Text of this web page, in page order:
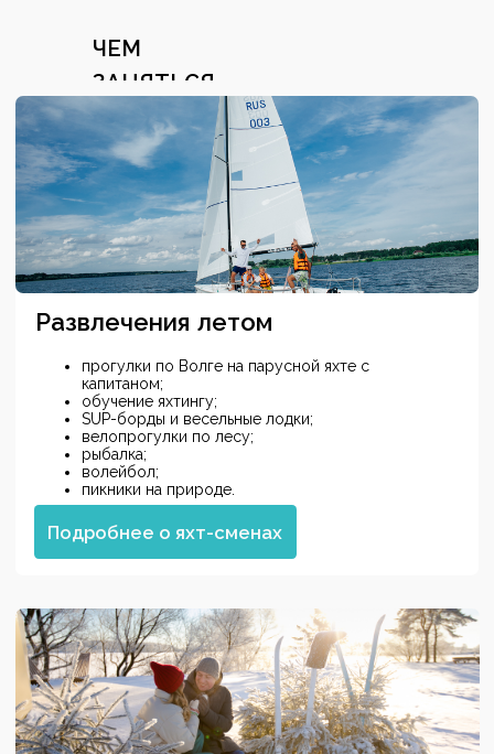
ЧЕМ
ЗАНЯТЬСЯ
массаж
звуковая терапия
выкатывания солью
мыльно-веничное омовение
укачивание на качелях
В сауне с купелью можно самостоятельно
попариться, она вмещает до 8 человек.
Замок купца Понизовкина (10 мин) — необычная
архитектура;
Село Вятское (30 мин) — самая красивая
деревня России;
Кострома — город Золотого кольца;
СПА-баня и сауна
Интересное рядом
Подробнее о спа-бане